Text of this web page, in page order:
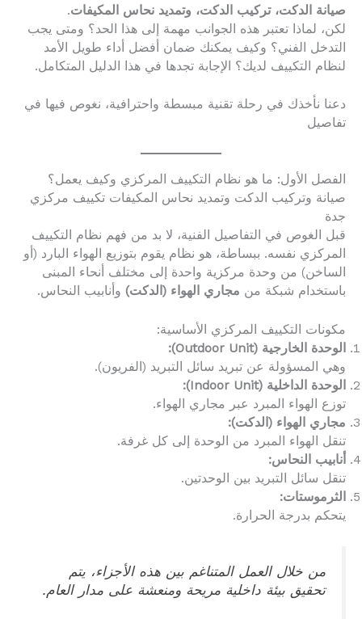
صيانة الدكت، تركيب الدكت، وتمديد نحاس المكيفات.
لكن، لماذا تعتبر هذه الجوانب مهمة إلى هذا الحد؟ ومتى يجب
التدخل الفني؟ وكيف يمكنك ضمان أفضل أداء طويل الأمد
لنظام التكييف لديك؟ الإجابة تجدها في هذا الدليل المتكامل.
دعنا نأخذك في رحلة تقنية مبسطة واحترافية، نغوص فيها في
تفاصيل
الفصل الأول: ما هو نظام التكييف المركزي وكيف يعمل؟
صيانة وتركيب الدكت وتمديد نحاس المكيفات تكييف مركزي
جدة
قبل الغوص في التفاصيل الفنية، لا بد من فهم نظام التكييف
المركزي نفسه. ببساطة، هو نظام يقوم بتوزيع الهواء البارد (أو
الساخن) من وحدة مركزية واحدة إلى مختلف أنحاء المبنى
باستخدام شبكة من مجاري الهواء (الدكت) وأنابيب النحاس.
مكونات التكييف المركزي الأساسية:
الوحدة الخارجية (Outdoor Unit):
وهي المسؤولة عن تبريد سائل التبريد (الفريون).
الوحدة الداخلية (Indoor Unit):
توزع الهواء المبرد عبر مجاري الهواء.
مجاري الهواء (الدكت):
تنقل الهواء المبرد من الوحدة إلى كل غرفة.
أنابيب النحاس:
تنقل سائل التبريد بين الوحدتين.
الثرموستات:
يتحكم بدرجة الحرارة.
من خلال العمل المتناغم بين هذه الأجزاء، يتم
تحقيق بيئة داخلية مريحة ومنعشة على مدار العام.